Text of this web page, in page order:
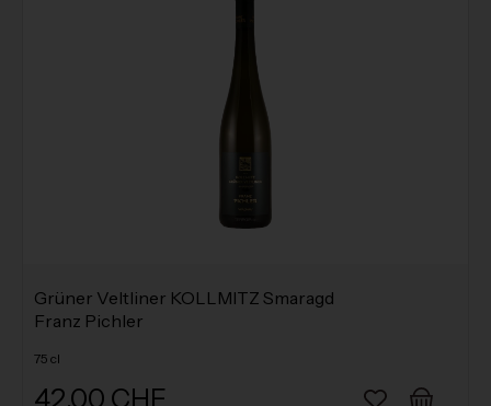
Grüner Veltliner KOLLMITZ Smaragd
Franz Pichler
75 cl
42.00 CHF